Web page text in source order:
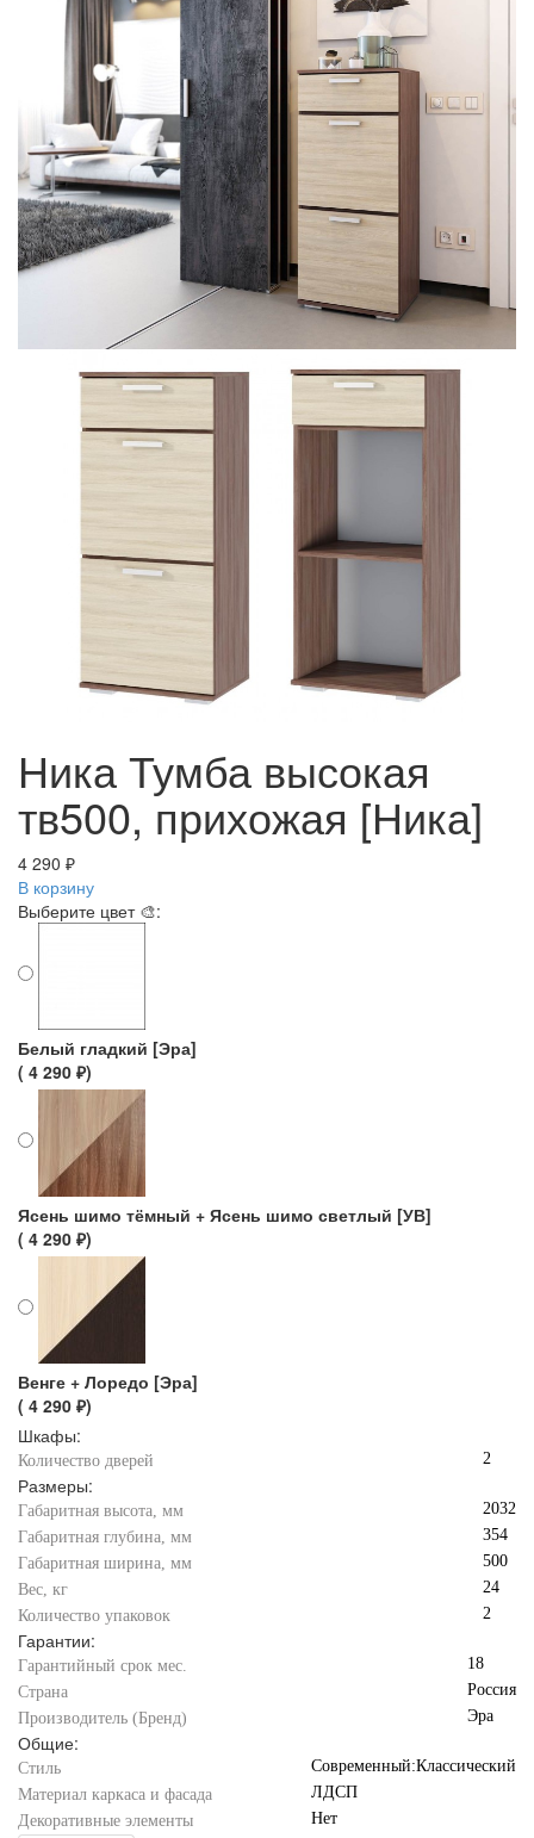
Ника Тумба высокая
тв500, прихожая [Ника]
4 290 ₽
В корзину
Выберите цвет 🎨:
Белый гладкий [Эра]
( 4 290 ₽)
Ясень шимо тёмный + Ясень шимо светлый [УВ]
( 4 290 ₽)
Венге + Лоредо [Эра]
( 4 290 ₽)
Шкафы:
Количество дверей 2
Размеры:
Габаритная высота, мм
2032
Габаритная глубина, мм
354
Габаритная ширина, мм
500
Вес, кг
24
Количество упаковок
2
Гарантии:
Гарантийный срок мес.
18
Страна
Россия
Производитель (Бренд)
Эра
Общие:
Стиль
Современный:Классический
Материал каркаса и фасада
ЛДСП
Декоративные элементы
Нет